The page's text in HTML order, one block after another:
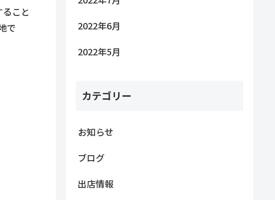
こと
で
2022年6月
2022年5月
カテゴリー
お知らせ
ブログ
出店情報